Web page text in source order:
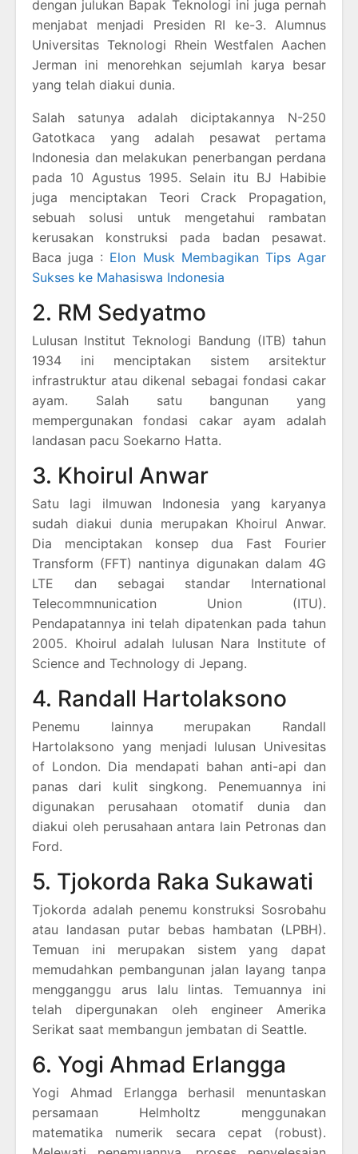
dengan julukan Bapak Teknologi ini juga pernah
menjabat menjadi Presiden RI ke-3. Alumnus
Universitas Teknologi Rhein Westfalen Aachen
Jerman ini menorehkan sejumlah karya besar
yang telah diakui dunia.
Salah satunya adalah diciptakannya N-250
Gatotkaca yang adalah pesawat pertama
Indonesia dan melakukan penerbangan perdana
pada 10 Agustus 1995. Selain itu BJ Habibie
juga menciptakan Teori Crack Propagation,
sebuah solusi untuk mengetahui rambatan
kerusakan konstruksi pada badan pesawat.
Baca juga : Elon Musk Membagikan Tips Agar
Sukses ke Mahasiswa Indonesia
2. RM Sedyatmo
Lulusan Institut Teknologi Bandung (ITB) tahun
1934 ini menciptakan sistem arsitektur
infrastruktur atau dikenal sebagai fondasi cakar
ayam. Salah satu bangunan yang
mempergunakan fondasi cakar ayam adalah
landasan pacu Soekarno Hatta.
3. Khoirul Anwar
Satu lagi ilmuwan Indonesia yang karyanya
sudah diakui dunia merupakan Khoirul Anwar.
Dia menciptakan konsep dua Fast Fourier
Transform (FFT) nantinya digunakan dalam 4G
LTE dan sebagai standar International
Telecommnunication Union (ITU).
Pendapatannya ini telah dipatenkan pada tahun
2005. Khoirul adalah lulusan Nara Institute of
Science and Technology di Jepang.
4. Randall Hartolaksono
Penemu lainnya merupakan Randall
Hartolaksono yang menjadi lulusan Univesitas
of London. Dia mendapati bahan anti-api dan
panas dari kulit singkong. Penemuannya ini
digunakan perusahaan otomatif dunia dan
diakui oleh perusahaan antara lain Petronas dan
Ford.
5. Tjokorda Raka Sukawati
Tjokorda adalah penemu konstruksi Sosrobahu
atau landasan putar bebas hambatan (LPBH).
Temuan ini merupakan sistem yang dapat
memudahkan pembangunan jalan layang tanpa
mengganggu arus lalu lintas. Temuannya ini
telah dipergunakan oleh engineer Amerika
Serikat saat membangun jembatan di Seattle.
6. Yogi Ahmad Erlangga
Yogi Ahmad Erlangga berhasil menuntaskan
persamaan Helmholtz menggunakan
matematika numerik secara cepat (robust).